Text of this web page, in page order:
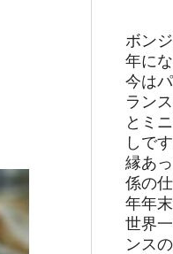
ボン
年に
今は
ラン
とミ
しです
縁あ
係の
年年
世界
ンス